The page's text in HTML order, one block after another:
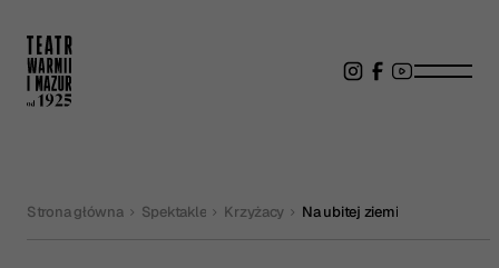
Strona główna Spektakle Krzyżacy Na ubitej ziemi